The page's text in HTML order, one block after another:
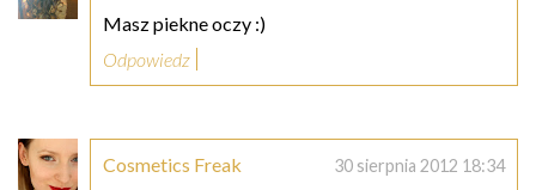
Masz piekne oczy :)
Odpowiedz
Cosmetics Freak 30 sierpnia 2012 18:34